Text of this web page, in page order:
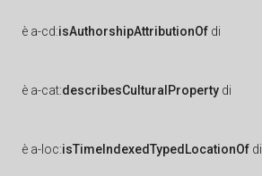
è a-cd:isAuthorshipAttributionOf di
è a-cat:describesCulturalProperty di
è a-loc:isTimeIndexedTypedLocationOf di